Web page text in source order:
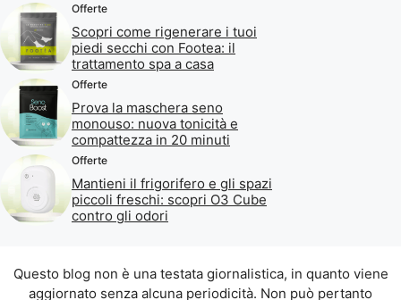
Offerte
Scopri come rigenerare i tuoi
piedi secchi con Footea: il
trattamento spa a casa
Offerte
Prova la maschera seno
monouso: nuova tonicità e
compattezza in 20 minuti
Offerte
Mantieni il frigorifero e gli spazi
piccoli freschi: scopri O3 Cube
contro gli odori
Questo blog non è una testata giornalistica, in quanto viene
aggiornato senza alcuna periodicità. Non può pertanto